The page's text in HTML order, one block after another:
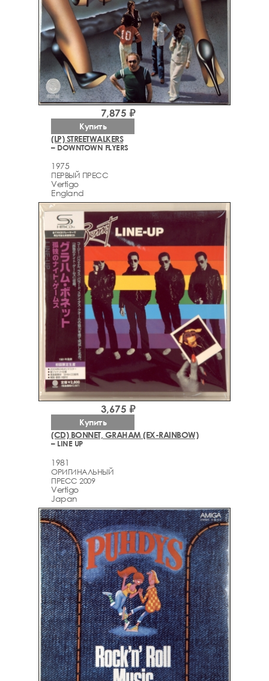
(LP) STREETWALKERS
– DOWNTOWN FLYERS
1975
ПЕРВЫЙ ПРЕСС
Vertigo
England
7,875 ₽
Купить
(CD) BONNET, GRAHAM (EX-RAINBOW)
– LINE UP
1981
ОРИГИНАЛЬНЫЙ
ПРЕСС 2009
Vertigo
Japan
3,675 ₽
Купить